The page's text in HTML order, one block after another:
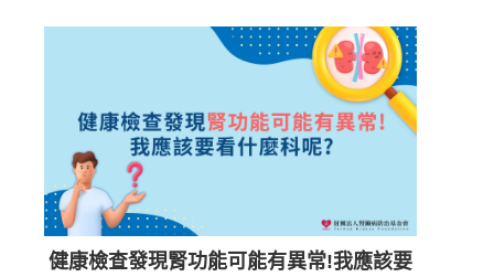
健康檢查發現腎功能可能有異常!我應該要